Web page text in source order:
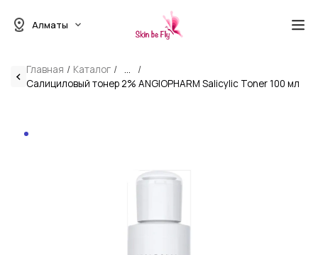
Алматы
Главная Каталог
...
Салициловый тонер 2% ANGIOPHARM Salicylic Toner 100 мл